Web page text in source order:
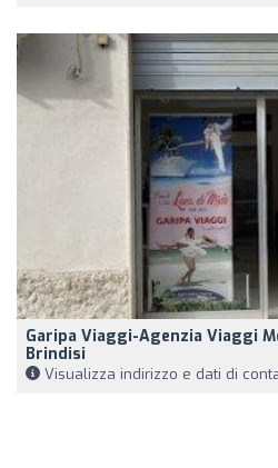
Garipa Viaggi-Agenzia Viaggi
Brindisi
Visualizza indirizzo e dati di